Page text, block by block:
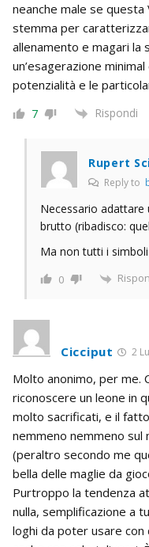
neanche male se
stemma per
allenamento e magari la
un’esagerazione
potenzialità e le
7 Rispondi
Rupert
Reply to
Necessario
brutto (ribadisco:
Ma non tutti i
0
Cicciput 2
Molto anonimo, per me.
riconoscere un leone in
molto sacrificati, e il
nemmeno nemmeno sul
(peraltro secondo me
bella delle maglie da
Purtroppo la tendenza
nulla, semplificazione a
loghi da poter usare con